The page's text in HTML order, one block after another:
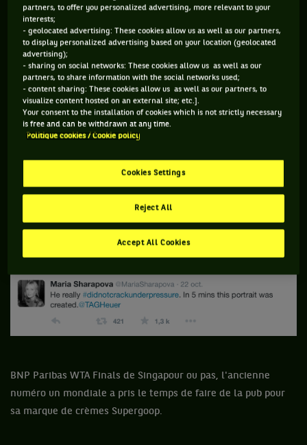
BNP Paribas WTA Finals de Singapour ou pas, l'ancienne
numéro un mondiale a pris le temps de faire de la pub pour
sa marque de crèmes Supergoop.
partners, to offer you personalized advertising, more relevant to your
interests;
- geolocated advertising: These cookies allow us as well as our partners,
to display personalized advertising based on your location (geolocated
advertising);
- sharing on social networks: These cookies allow us as well as our
partners, to share information with the social networks used;
- content sharing: These cookies allow us as well as our partners, to
visualize content hosted on an external site; etc.].
Your consent to the installation of cookies which is not strictly necessary
is free and can be withdrawn at any time.
Politique cookies / Cookie policy
Cookies Settings
Reject All
Accept All Cookies